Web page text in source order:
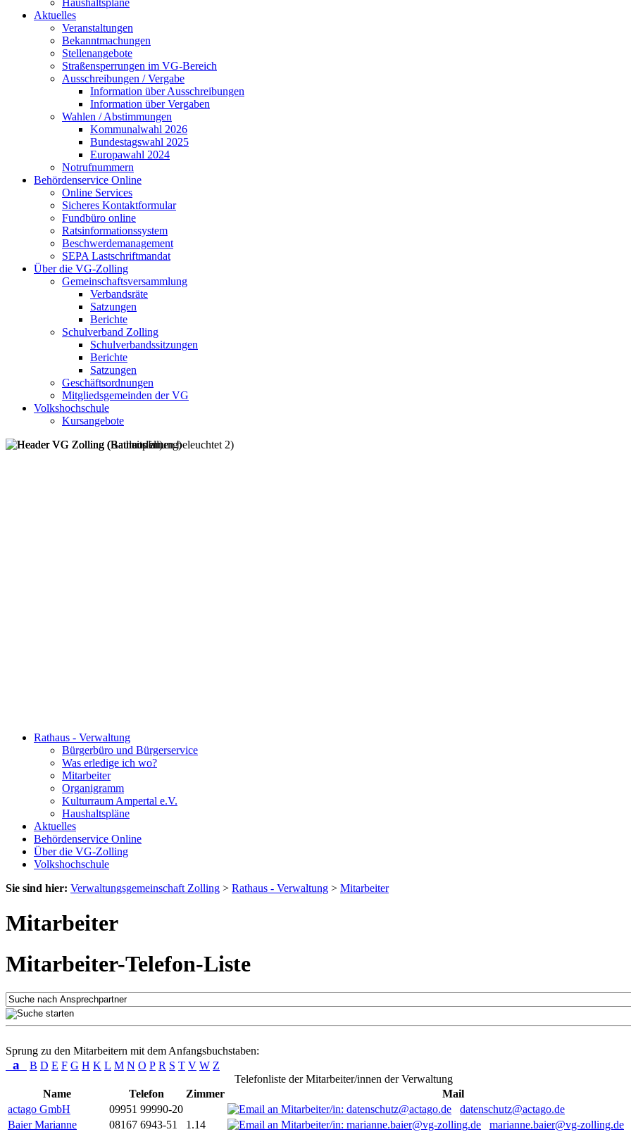
Haushaltspläne
Aktuelles
Veranstaltungen
Bekanntmachungen
Stellenangebote
Straßensperrungen im VG-Bereich
Ausschreibungen / Vergabe
Information über Ausschreibungen
Information über Vergaben
Wahlen / Abstimmungen
Kommunalwahl 2026
Bundestagswahl 2025
Europawahl 2024
Notrufnummern
Behördenservice Online
Online Services
Sicheres Kontaktformular
Fundbüro online
Ratsinformationssystem
Beschwerdemanagement
SEPA Lastschriftmandat
Über die VG-Zolling
Gemeinschaftsversammlung
Verbandsräte
Satzungen
Berichte
Schulverband Zolling
Schulverbandssitzungen
Berichte
Satzungen
Geschäftsordnungen
Mitgliedsgemeinden der VG
Volkshochschule
Kursangebote
Rathaus - Verwaltung
Bürgerbüro und Bürgerservice
Was erledige ich wo?
Mitarbeiter
Organigramm
Kulturraum Ampertal e.V.
Haushaltspläne
Aktuelles
Behördenservice Online
Über die VG-Zolling
Volkshochschule
Sie sind hier: Verwaltungsgemeinschaft Zolling > Rathaus - Verwaltung > Mitarbeiter
Mitarbeiter
Mitarbeiter-Telefon-Liste
Sprung zu den Mitarbeitern mit dem Anfangsbuchstaben:
a B D E F G H K L M N O P R S T V W Z
Telefonliste der Mitarbeiter/innen der Verwaltung
Name
Telefon Zimmer
Mail
actago GmbH
09951 99990-20
datenschutz@actago.de
Baier Marianne
08167 6943-51 1.14
marianne.baier@vg-zolling.de